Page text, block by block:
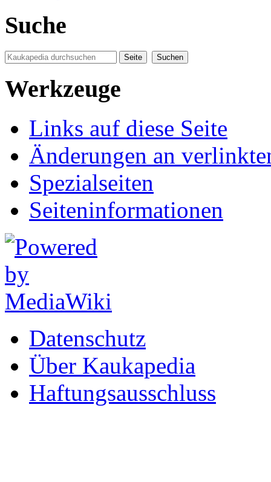
Suche
Werkzeuge
Links auf diese Seite
Änderungen an
Spezialseiten
Seiten­informationen
Datenschutz
Über Kaukapedia
Haftungsausschluss